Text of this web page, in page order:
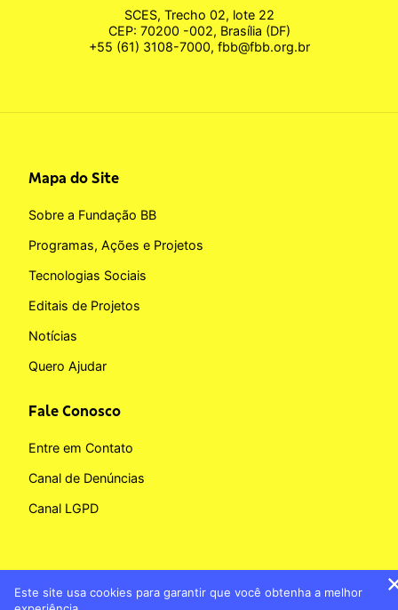
SCES, Trecho 02, lote 22
CEP: 70200 -002, Brasília (DF)
+55 (61) 3108-7000, fbb@fbb.org.br
Mapa do Site
Sobre a Fundação BB
Programas, Ações e Projetos
Tecnologias Sociais
Editais de Projetos
Notícias
Quero Ajudar
Fale Conosco
Entre em Contato
Canal de Denúncias
Canal LGPD
Este site usa cookies para garantir que você obtenha a melhor